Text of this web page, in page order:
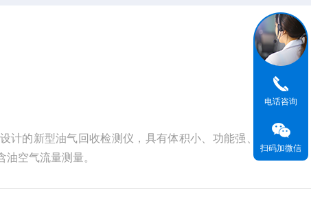
计的新型油气回收检测仪，具有体积小、功能强、携带方便
空气流量测量。
电话咨询
扫码加微信